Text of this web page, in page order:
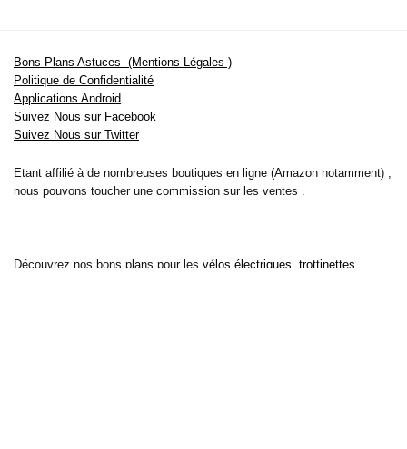
Bons Plans Astuces (Mentions Légales )
Politique de Confidentialité
Applications Android
Suivez Nous sur Facebook
Suivez Nous sur Twitter
Etant affilié à de nombreuses boutiques en ligne (Amazon notamment) ,
nous pouvons toucher une commission sur les ventes .
Découvrez nos bons plans pour les vélos électriques trottinettes